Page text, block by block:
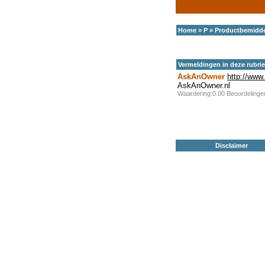
Home » P »
Vermeldingen in deze
AskAnOwner http://
AskAnOwner.nl
Waardering:0.00
Disclaimer